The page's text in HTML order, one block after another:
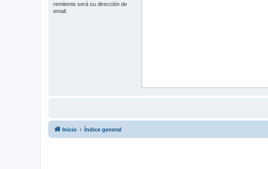
remitente será su dirección de
email.
Inicio Índice general